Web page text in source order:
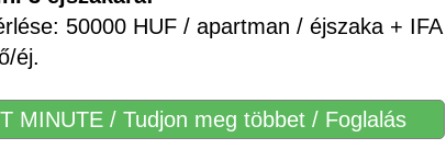
50000 HUF / apartman / éjszaka + IFA
éj.
MINUTE / Tudjon meg többet / Foglalás